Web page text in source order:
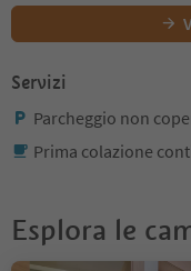
Servizi
Parcheggio non
Prima colazione
Esplora le